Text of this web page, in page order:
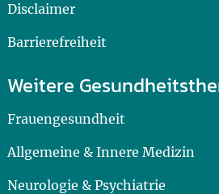
Disclaimer
Barrierefreiheit
Weitere
Frauengesundheit
Allgemeine & Innere Medizin
Neurologie & Psychiatrie